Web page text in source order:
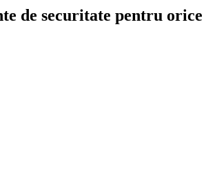
de securitate pentru